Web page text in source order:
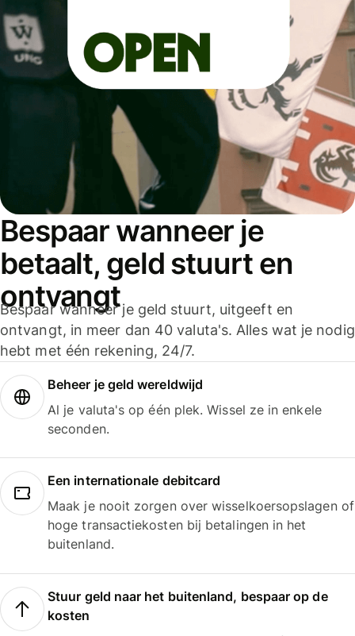
Bespaar wanneer je
betaalt, geld stuurt en
ontvangt
Bespaar wanneer je geld stuurt, uitgeeft en
ontvangt, in meer dan 40 valuta's. Alles wat je nodig
hebt met één rekening, 24/7.
Beheer je geld wereldwijd
Al je valuta's op één plek. Wissel ze in enkele
seconden.
Een internationale debitcard
Maak je nooit zorgen over wisselkoersopslagen of
hoge transactiekosten bij betalingen in het
buitenland.
Stuur geld naar het buitenland, bespaar op de
kosten